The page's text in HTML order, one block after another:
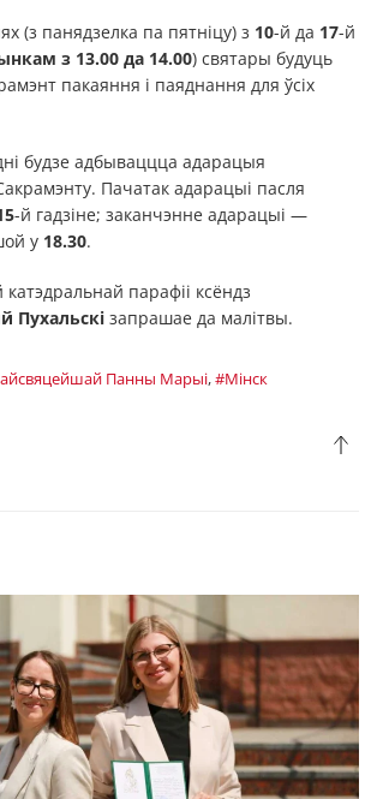
(з панядзелка па пятніцу) з 10-й да 17-й
з 13.00 да 14.00) святары будуць
пакаяння і паяднання для ўсіх
будзе адбываццца адарацыя
Пачатак адарацыі пасля
-й гадзіне; заканчэнне адарацыі —
у 18.30.
парафіі ксёндз
Пухальскі запрашае да малітвы.
Панны Марыі,#Мінск